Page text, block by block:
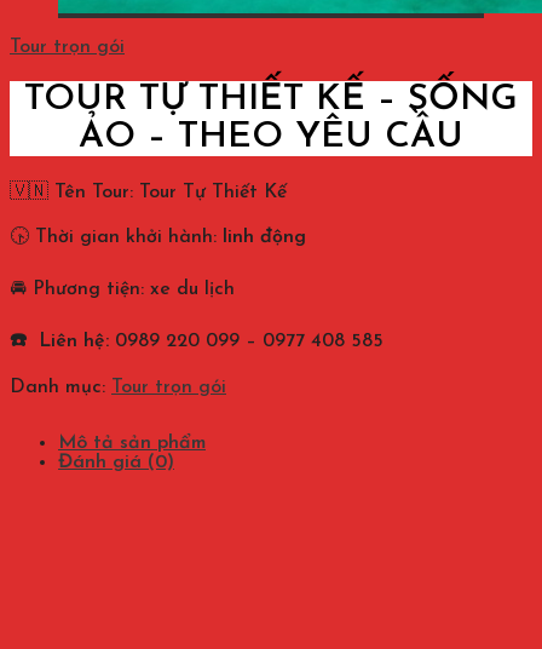
Tour trọn gói
TOUR TỰ THIẾT KẾ – SỐNG
ẢO – THEO YÊU CẦU
🇻🇳 Tên Tour: Tour Tự Thiết Kế
🕟 Thời gian khởi hành: linh động
🚘 Phương tiện: xe du lịch
☎️ Liên hệ: 0989 220 099 – 0977 408 585
Danh mục: Tour trọn gói
Mô tả sản phẩm
Đánh giá (0)